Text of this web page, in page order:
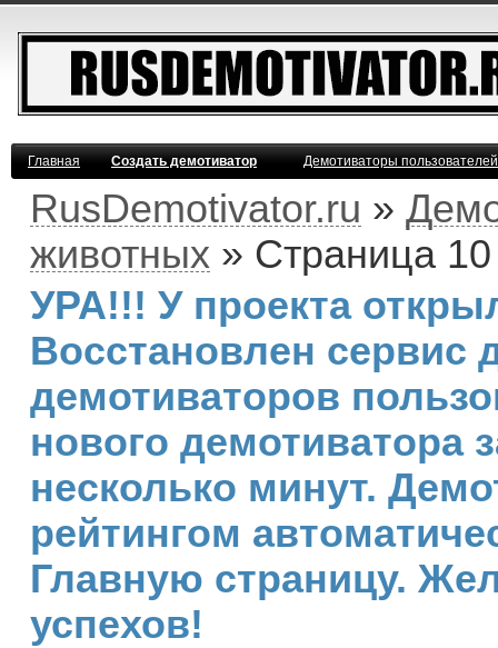
Главная Создать демотиватор Демотиваторы
RusDemotivator.ru »
животных » Страница 10
УРА!!! У проекта
Восстановлен сервис
демотиваторов
нового демотиватора
несколько минут.
рейтингом
Главную страницу.
успехов!